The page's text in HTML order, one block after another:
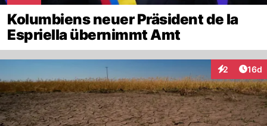
Kolumbiens neuer Präsident de la
Espriella übernimmt Amt
2
Interaktionen
16d